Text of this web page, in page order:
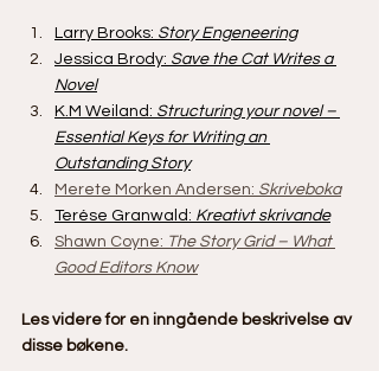
Larry Brooks: Story Engeneering
Jessica Brody: Save the Cat Writes a
Novel
K.M Weiland: Structuring your novel –
Essential Keys for Writing an
Outstanding Story
Merete Morken Andersen: Skriveboka
Terése Granwald: Kreativt skrivande
Shawn Coyne: The Story Grid – What
Good Editors Know
Les videre for en inngående beskrivelse av
disse bøkene.